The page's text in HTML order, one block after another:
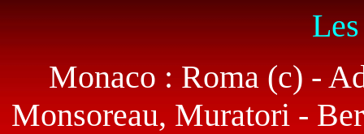
Monaco : Roma (c) -
Monsoreau, Muratori -